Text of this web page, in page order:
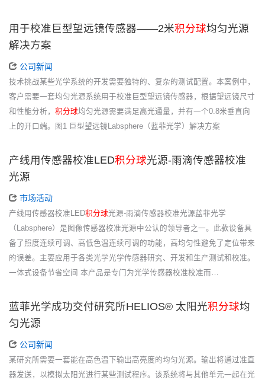
用于校准巨型望远镜传感器——2米积分球均匀光源
解决方案
公司新闻
技术挑战某些光学系统的开发需要独特的、复杂的测试配置。本案例中，
客户需要一套均匀光源系统用于校准巨型望远镜传感器，根据望远镜尺寸
和性能分析， 积分球均匀光源需要满足高光通量，并有一个0.8米垂直向
上的开口端。图1 巨型望远镜Labsphere（蓝菲光学）解决方案
产线用传感器校准LED积分球光源-雨滴传感器校准
光源
市场活动
产线用传感器校准LED积分球光源-雨滴传感器校准光源蓝菲光学
（Labsphere）是图像传感器校准光源中公认的领导者之一。此款设备具
备了照度连续可调、高低色温连续可调的功能，高均匀性避免了定位带来
的误差。主要应用于各类光学光学传感器研究、开发和生产测试和校准。
一体式设备节省空间 本产品是专门为光学传感器校准校准而…
蓝菲光学成功交付研究所HELIOS® 太阳光积分球均
匀光源
公司新闻
某研究所需要一套能在高色温下输出高亮度的均匀光源。输出将通过准直
器发送，以模拟太阳光进行某些测试程序。该系统将与其他单元一起在光